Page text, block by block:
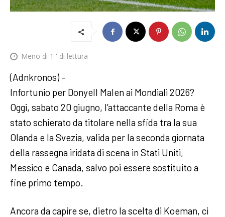
Meno di 1 ' di lettura
(Adnkronos) –
Infortunio per Donyell Malen ai Mondiali 2026?
Oggi, sabato 20 giugno, l’attaccante della Roma è
stato schierato da titolare nella sfida tra la sua
Olanda e la Svezia, valida per la seconda giornata
della rassegna iridata di scena in Stati Uniti,
Messico e Canada, salvo poi essere sostituito a
fine primo tempo.
Ancora da capire se, dietro la scelta di Koeman, ci